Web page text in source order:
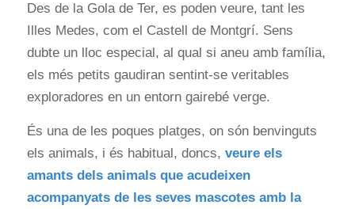
Des de la Gola de Ter, es poden veure, tant les
Illes Medes, com el Castell de Montgrí. Sens
dubte un lloc especial, al qual si aneu amb família,
els més petits gaudiran sentint-se veritables
exploradores en un entorn gairebé verge.
És una de les poques platges, on són benvinguts
els animals, i és habitual, doncs, veure els
amants dels animals que acudeixen
acompanyats de les seves mascotes amb la